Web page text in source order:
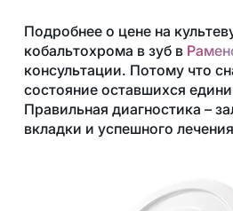
Подробнее о цене на
кобальтохрома в зуб в
консультации. Потому что
состояние оставшихся
Правильная диагностика –
вкладки и успешного